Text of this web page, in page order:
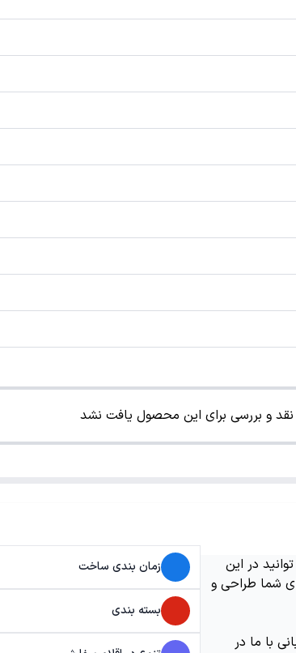
و بررسی برای این محصول یافت نشد
در این
شما طراحی و
با ما در
زمان بندی ساخت
بسته بندی